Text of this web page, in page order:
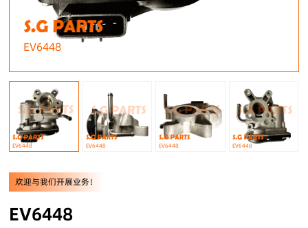
EV6448
EV6448 EV6448 EV6448 EV6448
欢迎与我们开展业务！
EV6448